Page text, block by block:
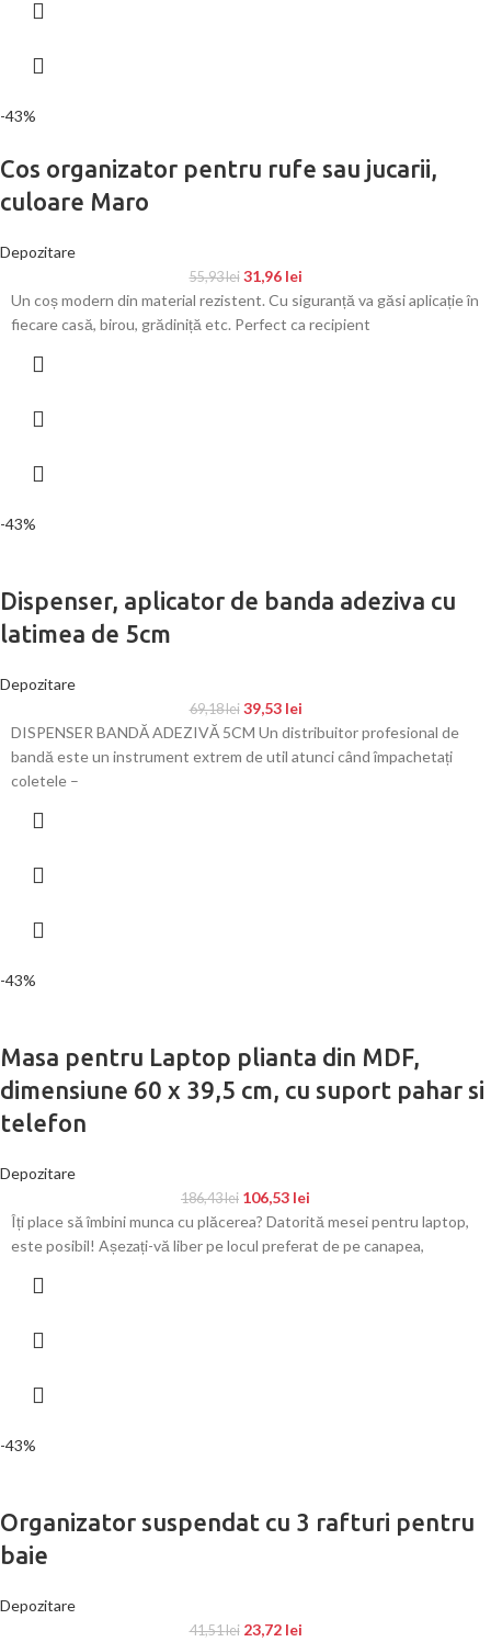
-43%
Cos organizator pentru rufe sau jucarii,
culoare Maro
Depozitare
55,93lei 31,96 lei
Un coș modern din material rezistent. Cu siguranță va găsi aplicație în
fiecare casă, birou, grădiniță etc. Perfect ca recipient
-43%
Dispenser, aplicator de banda adeziva cu
latimea de 5cm
Depozitare
69,18lei 39,53 lei
DISPENSER BANDĂ ADEZIVĂ 5CM Un distribuitor profesional de
bandă este un instrument extrem de util atunci când împachetați
coletele –
-43%
Masa pentru Laptop plianta din MDF,
dimensiune 60 x 39,5 cm, cu suport pahar si
telefon
Depozitare
186,43lei 106,53 lei
Îți place să îmbini munca cu plăcerea? Datorită mesei pentru laptop,
este posibil! Așezați-vă liber pe locul preferat de pe canapea,
-43%
Organizator suspendat cu 3 rafturi pentru
baie
Depozitare
41,51lei 23,72 lei